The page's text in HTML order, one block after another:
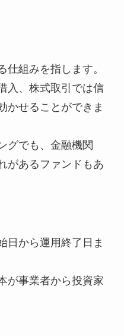
仕組みを指します。
入、株式取引では信
かせることができま
グでも、金融機関
があるファンドもあ
日から運用終了日ま
が事業者から投資家